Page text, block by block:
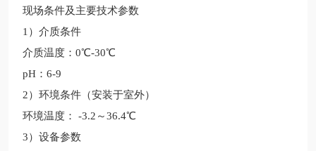
现场条件及主要技术参数
1） 介质条件
介质温度： 0℃-30℃
pH：6-9
2）环境条件（安装于室外）
环境温度：
-3.2～36.4℃
3）设备参数